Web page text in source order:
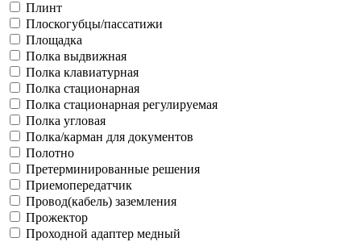
Плинт
Плоскогубцы/пассатижи
Площадка
Полка выдвижная
Полка клавиатурная
Полка стационарная
Полка стационарная регулируемая
Полка угловая
Полка/карман для документов
Полотно
Претерминированные решения
Приемопередатчик
Провод(кабель) заземления
Прожектор
Проходной адаптер медный